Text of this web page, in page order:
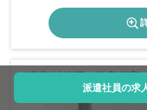
派遣社員の求